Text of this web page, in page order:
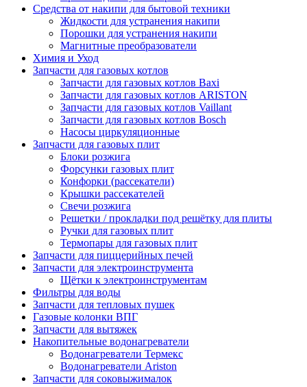
Средства от накипи для бытовой техники
Жидкости для устранения накипи
Порошки для устранения накипи
Магнитные преобразователи
Химия и Уход
Запчасти для газовых котлов
Запчасти для газовых котлов Baxi
Запчасти для газовых котлов ARISTON
Запчасти для газовых котлов Vaillant
Запчасти для газовых котлов Bosch
Насосы циркуляционные
Запчасти для газовых плит
Блоки розжига
Форсунки газовых плит
Конфорки (рассекатели)
Крышки рассекателей
Свечи розжига
Решетки / прокладки под решётку для плиты
Ручки для газовых плит
Термопары для газовых плит
Запчасти для пиццерийных печей
Запчасти для электроинструмента
Щётки к электроинструментам
Фильтры для воды
Запчасти для тепловых пушек
Газовые колонки ВПГ
Запчасти для вытяжек
Накопительные водонагреватели
Водонагреватели Термекс
Водонагреватели Ariston
Запчасти для соковыжималок